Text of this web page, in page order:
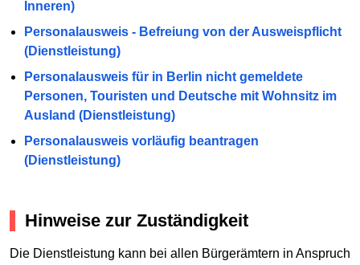
Inneren)
Personalausweis - Befreiung von der Ausweispflicht
(Dienstleistung)
Personalausweis für in Berlin nicht gemeldete
Personen, Touristen und Deutsche mit Wohnsitz im
Ausland (Dienstleistung)
Personalausweis vorläufig beantragen
(Dienstleistung)
Hinweise zur Zuständigkeit
Die Dienstleistung kann bei allen Bürgerämtern in Anspruch